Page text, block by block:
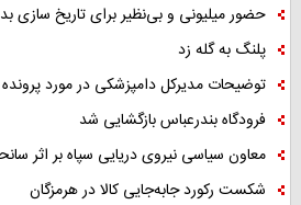
حضور میلیونی و بی‌نظیر برای تاریخ سازی
پلنگ به گله زد
توضیحات مدیرکل دامپزشکی در مورد
فرودگاه بندرعباس بازگشایی شد
معاون سیاسی نیروی دریایی سپاه بر اثر
شکست رکورد جابه‌جایی کالا در هرمزگان